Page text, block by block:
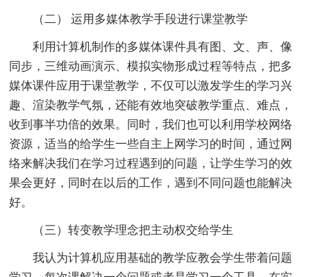
（二） 运用多媒体教学手段进行课堂教学
利用计算机制作的多媒体课件具有图、文、声、像
同步，三维动画演示、模拟实物形成过程等特点，把多
媒体课件应用于课堂教学，不仅可以激发学生的学习兴
趣、渲染教学气氛，还能有效地突破教学重点、难点，
收到事半功倍的效果。同时，我们也可以利用学校网络
资源，适当的给学生一些自主上网学习的时间，通过网
络来解决我们在学习过程遇到的问题，让学生学习的效
果会更好，同时在以后的工作，遇到不同问题也能解决
好。
（三）转变教学理念把主动权交给学生
我认为计算机应用基础的教学应教会学生带着问题